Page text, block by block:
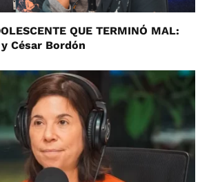
QUE TERMINÓ MAL:
César Bordón